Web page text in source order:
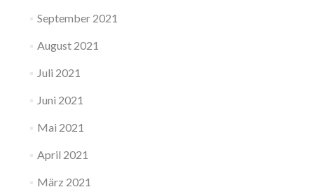
September 2021
August 2021
Juli 2021
Juni 2021
Mai 2021
April 2021
März 2021